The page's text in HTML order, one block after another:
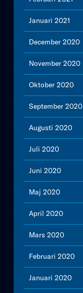
Januari 2021
December 2020
November 2020
Oktober 2020
September 2020
Augusti 2020
Juli 2020
Juni 2020
Maj 2020
April 2020
Mars 2020
Februari 2020
Januari 2020